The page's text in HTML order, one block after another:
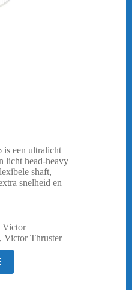
een ultralicht
licht head-heavy
shaft,
snelheid en
Victor
, Victor Thruster